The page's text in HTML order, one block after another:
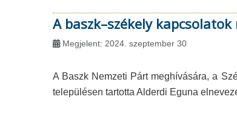
A baszk–székely
Megjelent: 2024. szeptember 30
A Baszk Nemzeti Párt meghívására, a
településen tartotta Alderdi Eguna